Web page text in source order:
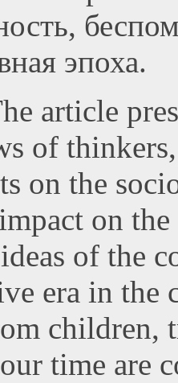
эпоха.
article
of
on the
on
of the
era in
children,
time are